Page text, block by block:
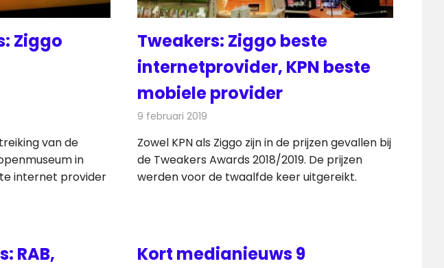
Ziggo
van de
in
internet provider
Tweakers: Ziggo beste
internetprovider, KPN beste
mobiele provider
9 februari 2019
Zowel KPN als Ziggo zijn in de prijzen gevallen bij
de Tweakers Awards 2018/2019. De prijzen
werden voor de twaalfde keer uitgereikt.
RAB,
Kort medianieuws 9